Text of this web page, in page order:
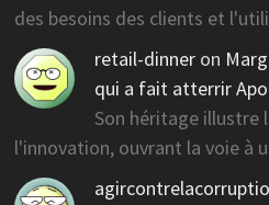
des besoins des clients et
retail-dinner on
qui a fait atterrir
Son héritage illustre
l'innovation, ouvrant la voie à